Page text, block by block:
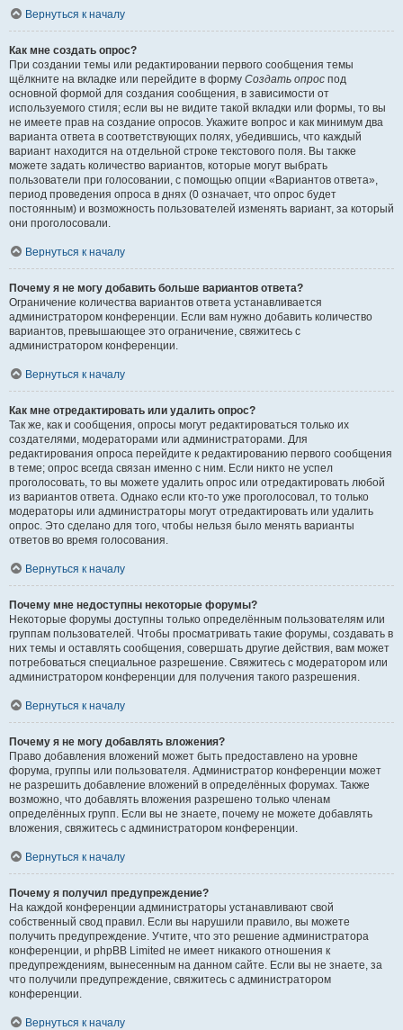
Вернуться к началу
Как мне создать опрос?
При создании темы или редактировании первого сообщения темы
щёлкните на вкладке или перейдите в форму Создать опрос под
основной формой для создания сообщения, в зависимости от
используемого стиля; если вы не видите такой вкладки или формы, то вы
не имеете прав на создание опросов. Укажите вопрос и как минимум два
варианта ответа в соответствующих полях, убедившись, что каждый
вариант находится на отдельной строке текстового поля. Вы также
можете задать количество вариантов, которые могут выбрать
пользователи при голосовании, с помощью опции «Вариантов ответа»,
период проведения опроса в днях (0 означает, что опрос будет
постоянным) и возможность пользователей изменять вариант, за который
они проголосовали.
Вернуться к началу
Почему я не могу добавить больше вариантов ответа?
Ограничение количества вариантов ответа устанавливается
администратором конференции. Если вам нужно добавить количество
вариантов, превышающее это ограничение, свяжитесь с
администратором конференции.
Вернуться к началу
Как мне отредактировать или удалить опрос?
Так же, как и сообщения, опросы могут редактироваться только их
создателями, модераторами или администраторами. Для
редактирования опроса перейдите к редактированию первого сообщения
в теме; опрос всегда связан именно с ним. Если никто не успел
проголосовать, то вы можете удалить опрос или отредактировать любой
из вариантов ответа. Однако если кто-то уже проголосовал, то только
модераторы или администраторы могут отредактировать или удалить
опрос. Это сделано для того, чтобы нельзя было менять варианты
ответов во время голосования.
Вернуться к началу
Почему мне недоступны некоторые форумы?
Некоторые форумы доступны только определённым пользователям или
группам пользователей. Чтобы просматривать такие форумы, создавать в
них темы и оставлять сообщения, совершать другие действия, вам может
потребоваться специальное разрешение. Свяжитесь с модератором или
администратором конференции для получения такого разрешения.
Вернуться к началу
Почему я не могу добавлять вложения?
Право добавления вложений может быть предоставлено на уровне
форума, группы или пользователя. Администратор конференции может
не разрешить добавление вложений в определённых форумах. Также
возможно, что добавлять вложения разрешено только членам
определённых групп. Если вы не знаете, почему не можете добавлять
вложения, свяжитесь с администратором конференции.
Вернуться к началу
Почему я получил предупреждение?
На каждой конференции администраторы устанавливают свой
собственный свод правил. Если вы нарушили правило, вы можете
получить предупреждение. Учтите, что это решение администратора
конференции, и phpBB Limited не имеет никакого отношения к
предупреждениям, вынесенным на данном сайте. Если вы не знаете, за
что получили предупреждение, свяжитесь с администратором
конференции.
Вернуться к началу